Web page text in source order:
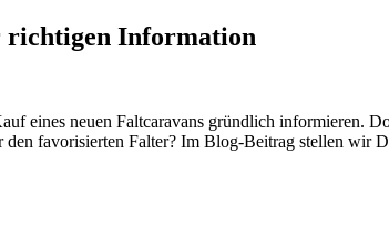
richtigen Information
eines neuen Faltcaravans gründlich informieren.
den favorisierten Falter? Im Blog-Beitrag stellen